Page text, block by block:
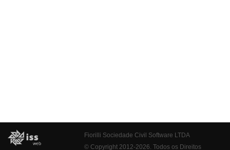
Fiorilli Sociedade Civil Software LTDA
© Copyright 2012-2026. Todos os Direitos